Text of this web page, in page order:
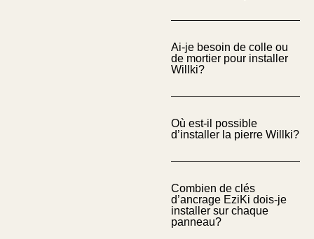
Ai-je besoin de colle ou
de mortier pour installer
Willki?
Où est-il possible
d’installer la pierre Willki?
Combien de clés
d’ancrage EziKi dois-je
installer sur chaque
panneau?